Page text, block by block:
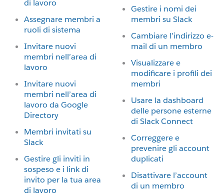
di lavoro
Assegnare membri a
ruoli di sistema
Invitare nuovi
membri nell’area di
lavoro
Invitare nuovi
membri nell’area di
lavoro da Google
Directory
Membri invitati su
Slack
Gestire gli inviti in
sospeso e i link di
invito per la tua area
di lavoro
Gestire i nomi dei
membri su Slack
Cambiare l’indirizzo e-
mail di un membro
Visualizzare e
modificare i profili dei
membri
Usare la dashboard
delle persone esterne
di Slack Connect
Correggere e
prevenire gli account
duplicati
Disattivare l’account
di un membro